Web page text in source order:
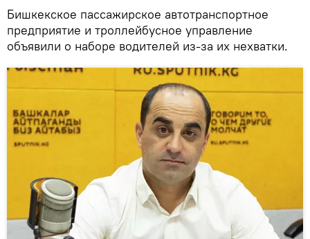
Бишкекское пассажирское автотранспортное
предприятие и троллейбусное управление
объявили о наборе водителей из-за их нехватки.